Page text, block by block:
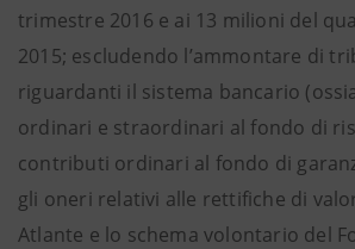
trimestre 2016 e ai 13 milioni del
2015; escludendo l’ammontare di
riguardanti il sistema bancario
ordinari e straordinari al fondo di
contributi ordinari al fondo di
gli oneri relativi alle rettifiche di
Atlante e lo schema volontario del